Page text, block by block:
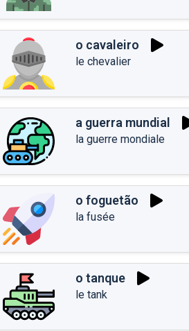
o cavaleiro
le chevalier
a guerra mundial
la guerre mondiale
o foguetão
la fusée
o tanque
le tank